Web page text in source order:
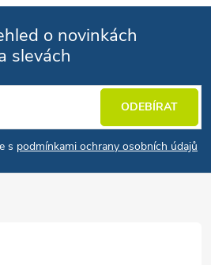
o novinkách
slevách
s podmínkami ochrany osobních údajů
ODEBÍRAT